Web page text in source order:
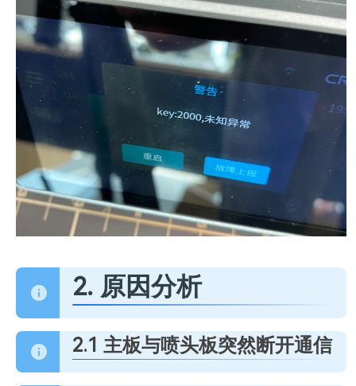
2. 原因分析
2.1 主板与喷头板突然断开通信